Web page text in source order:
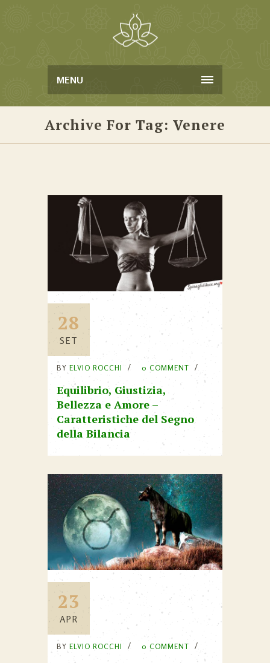
MENU
Archive For Tag: Venere
28
SET
BY ELVIO ROCCHI 0 COMMENT
Equilibrio, Giustizia,
Bellezza e Amore –
Caratteristiche del Segno
della Bilancia
23
APR
BY ELVIO ROCCHI 0 COMMENT